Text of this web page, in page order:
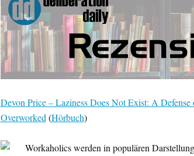
Devon Price – Laziness Does Not Exist: A
Overworked(Hörbuch)
Workaholics werden in populären